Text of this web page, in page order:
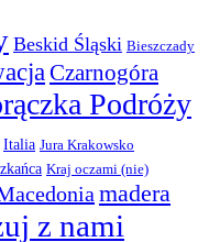
Beskid Śląski Bieszczady
Czarnogóra
Podróży
Italia Jura Krakowsko
Kraj oczami (nie)
madera
z nami